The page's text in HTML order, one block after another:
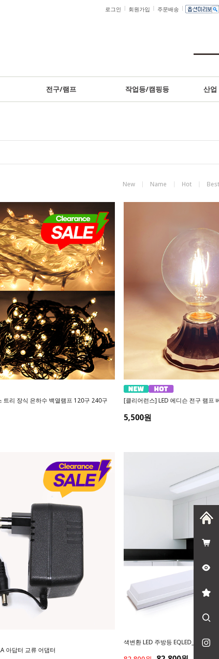
로그인 회원가입 주문배송 고객센터
전구/램프 작업등/캠핑등 산
New Name Hot Best
트리 장식 은하수 백열램프 120구 240구 [클리어런스] LED 에디슨 전구 램프
5,500원
아답터 교류 어댑터
색변환 LED 주방등 EQLED_케럿주